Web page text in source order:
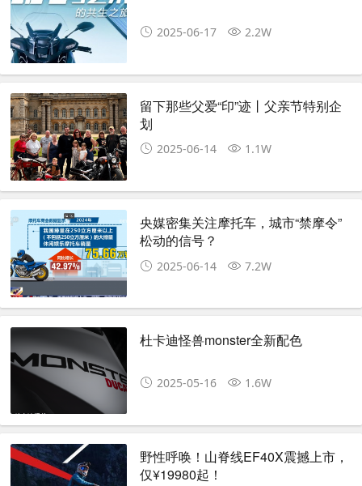
2025-06-17 2.2W
留下那些父爱“印”迹丨父亲节特别企
划
2025-06-14 1.1W
央媒密集关注摩托车，城市“禁摩令”
松动的信号？
2025-06-14 7.2W
杜卡迪怪兽monster全新配色
2025-05-16 1.6W
野性呼唤！山脊线EF40X震撼上市，
仅¥19980起！